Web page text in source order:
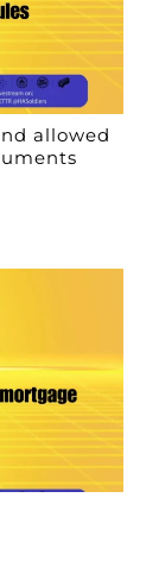
allowed